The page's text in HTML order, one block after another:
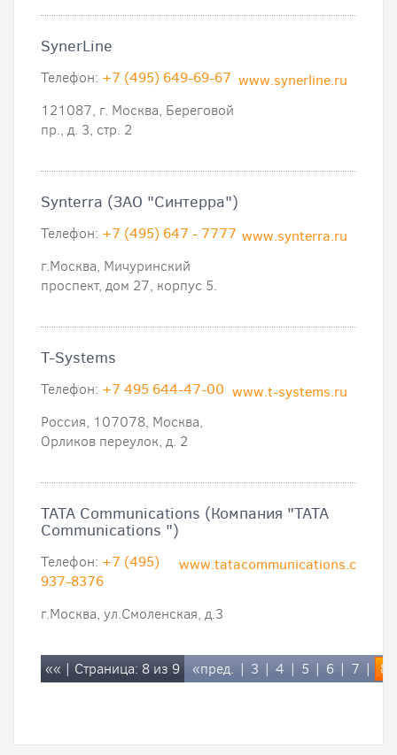
SynerLine
www.synerline.ru
Телефон: +7 (495) 649-69-67
121087, г. Москва, Береговой
пр., д. 3, стр. 2
Synterra (ЗАО "Синтерра")
www.synterra.ru
Телефон: +7 (495) 647 - 7777
г.Москва, Мичуринский
проспект, дом 27, корпус 5.
T-Systems
www.t-systems.ru
Телефон: +7 495 644-47-00
Россия, 107078, Москва,
Орликов переулок, д. 2
TATA Communications (Компания "TATA
Communications ")
www.tatacommunications.com
Телефон: +7 (495)
937-8376
г.Москва, ул.Смоленская, д.3
«« | Страница: 8 из 9 «пред. | 3 | 4 | 5 | 6 | 7 | 8